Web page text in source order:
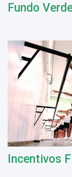
Fundo
Incentivos